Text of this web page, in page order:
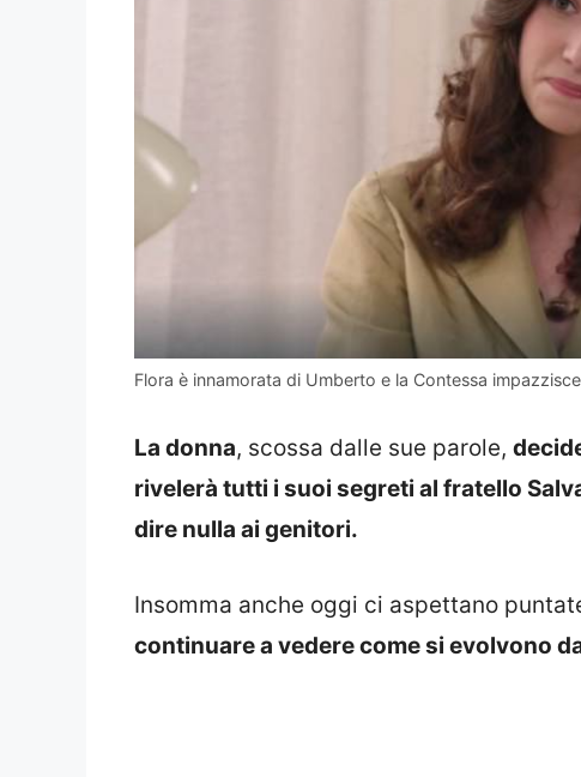
Flora è innamorata di Umberto e la Contessa impazzisce
La donna, scossa dalle sue parole,
rivelerà tutti i suoi segreti al fratello
dire nulla ai genitori.
Insomma anche oggi ci aspettano
continuare a vedere come si evolvono